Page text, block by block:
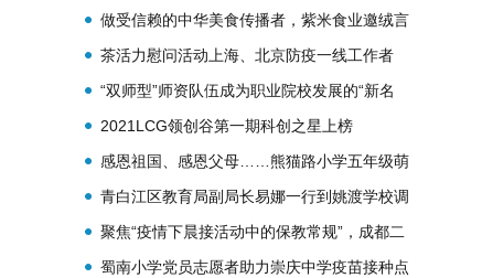
祖国
做受信赖的中华美食传播者，紫米食业邀绒言
绒语做品牌升级调研
茶活力慰问活动上海、北京防疫一线工作者
“双师型”师资队伍成为职业院校发展的“新名
片”
2021LCG领创谷第一期科创之星上榜
感恩祖国、感恩父母……熊猫路小学五年级萌
娃话感恩
青白江区教育局副局长易娜一行到姚渡学校调
研
聚焦“疫情下晨接活动中的保教常规”，成都二
十六幼积极研讨
蜀南小学党员志愿者助力崇庆中学疫苗接种点